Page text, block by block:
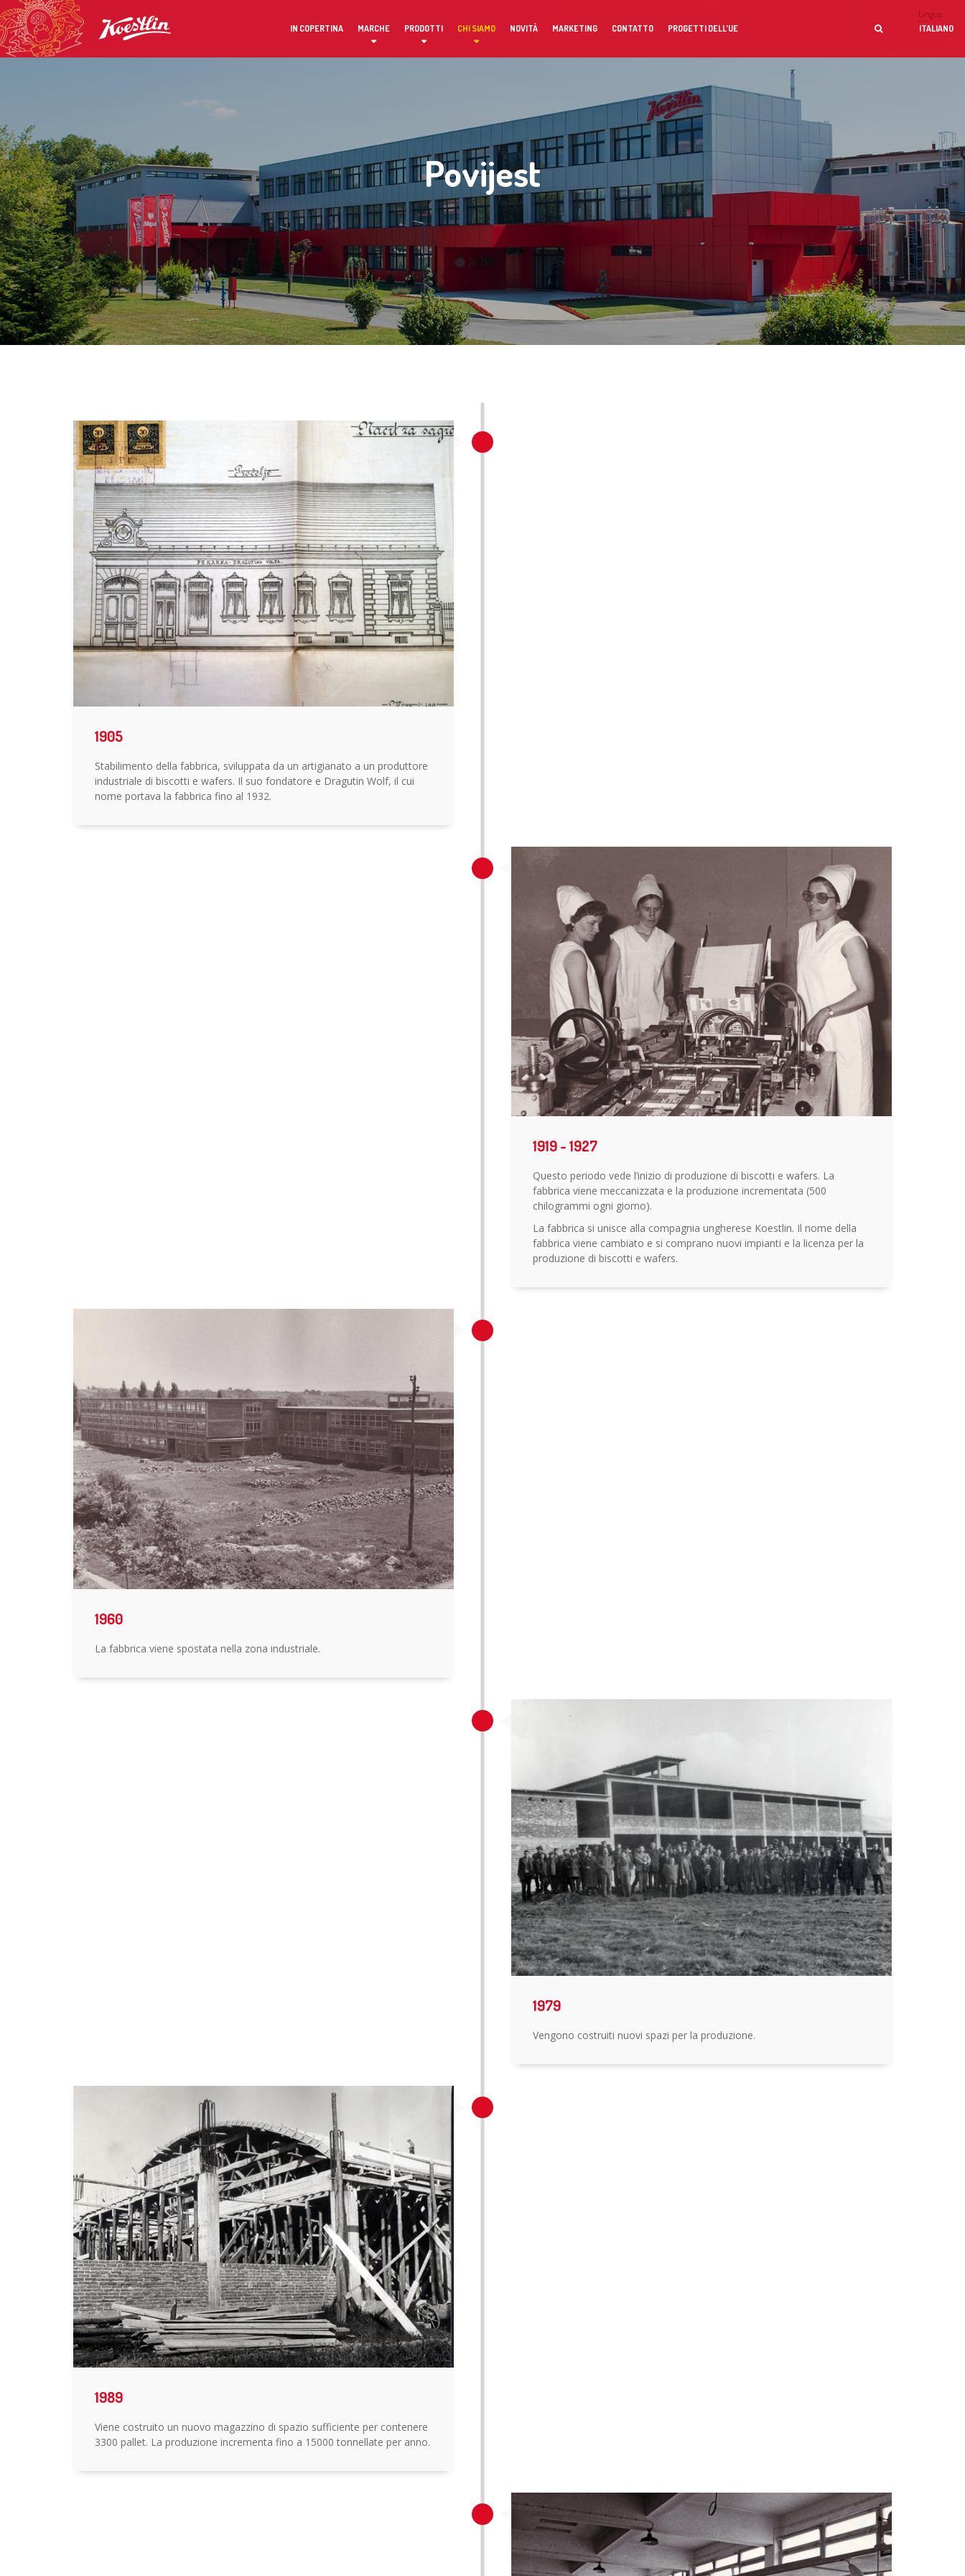
IN COPERTINA MARCHE PRODOTTI CHI SIAMO NOVITÀ MARKETING CONTATTO PROGETTI DELL'UE
Lingua
ITALIANO
Povijest
1905
Stabilimento della fabbrica, sviluppata da un artigianato a un produttore
industriale di biscotti e wafers. Il suo fondatore e Dragutin Wolf, il cui
nome portava la fabbrica fino al 1932.
1919 - 1927
Questo periodo vede l’inizio di produzione di biscotti e wafers. La
fabbrica viene meccanizzata e la produzione incrementata (500
chilogrammi ogni giorno).
La fabbrica si unisce alla compagnia ungherese Koestlin. Il nome della
fabbrica viene cambiato e si comprano nuovi impianti e la licenza per la
produzione di biscotti e wafers.
1960
La fabbrica viene spostata nella zona industriale.
1979
Vengono costruiti nuovi spazi per la produzione.
1989
Viene costruito un nuovo magazzino di spazio sufficiente per contenere
3300 pallet. La produzione incrementa fino a 15000 tonnellate per anno.